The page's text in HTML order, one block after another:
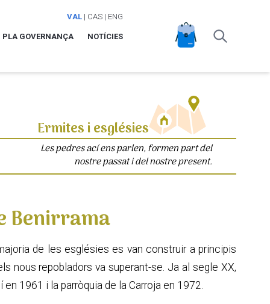
VAL| CAS| ENG
PLA GOVERNANÇA NOTÍCIES
Ermites i esglésies
Les pedres ací ens parlen, formen part del
nostre passat i del nostre present.
Benirrama
de les esglésies es van construir a principis
nous repobladors va superant-se. Ja al segle XX,
1961 i la parròquia de la Carroja en 1972.